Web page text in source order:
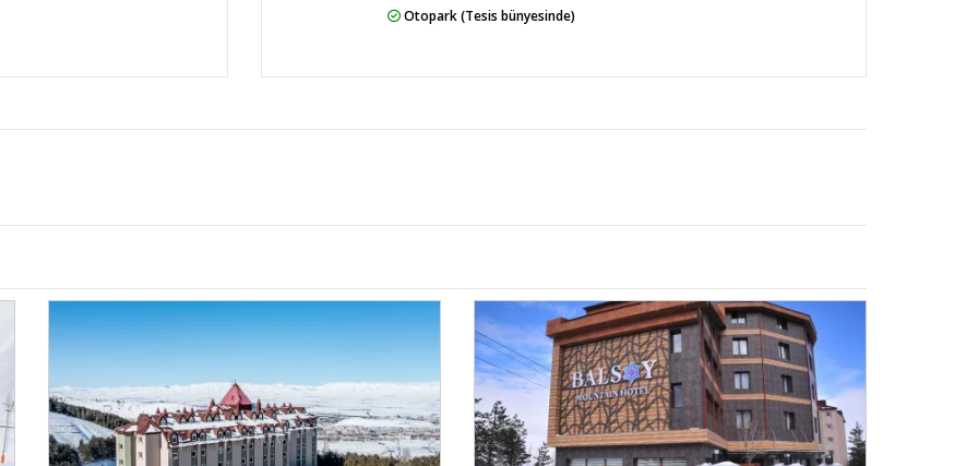
ve 10.00 arasında ücretli alakart kahvaltı
Erzurum merkezinde, Palandöken
ile 8 dakika mesafede olacaksınız.
Misafirlerimize ücretsiz kablosuz
için kablolu TV kanalları vardır.
kurutma makinesi vardır. Misafirlerimize
imkânlar ve kolaylıklar sunulmaktadır.
Otopark (Tesis bünyesinde)